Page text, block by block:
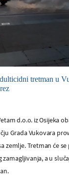
tretman u
d.o.o. iz Osijeka
Grada Vukovara
zemlje. Tretman će
a u